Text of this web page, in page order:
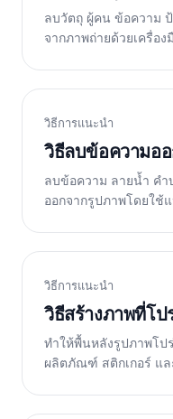
ลบวัตถุ ผู้คน ข้อความ
จากภาพถ่ายด้วยเครื่อ
วิธีการแนะนำ
วิธีลบข้อความอ
ลบข้อความ ลายน้ำ ค
ออกจากรูปภาพโดยใช้
วิธีการแนะนำ
วิธีสร้างภาพที่โป
ทำให้พื้นหลังรูปภาพโป
ผลิตภัณฑ์ สติกเกอร์ แล